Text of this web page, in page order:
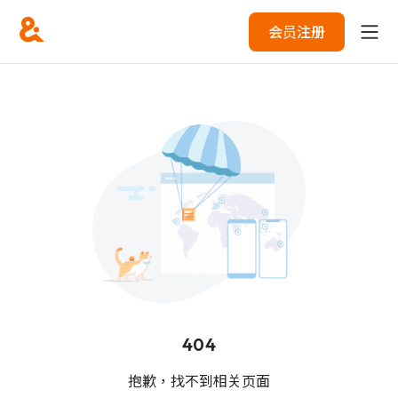
会员注册
404
抱歉，找不到相关页面